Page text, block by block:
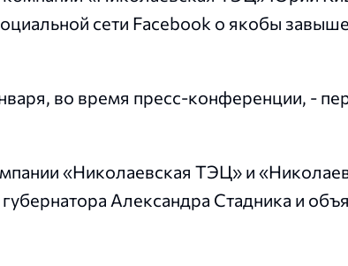
сети Facebook о якобы
во время пресс-конференции, -
«Николаевская ТЭЦ» и
Александра Стадника и